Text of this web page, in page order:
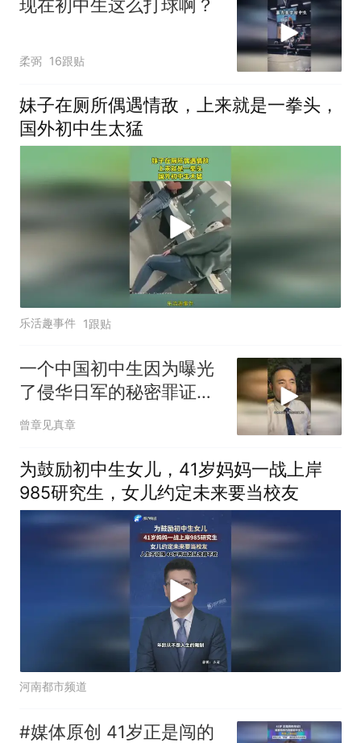
现在初中生这么打球啊？
柔弼 16跟贴
妹子在厕所偶遇情敌，上来就是一拳头，
国外初中生太猛
乐活趣事件 1跟贴
一个中国初中生因为曝光
了侵华日军的秘密罪证，
竟遭到死亡威胁
曾章见真章
为鼓励初中生女儿，41岁妈妈一战上岸
985研究生，女儿约定未来要当校友
河南都市频道
#媒体原创 41岁正是闯的